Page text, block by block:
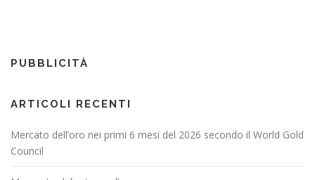
PUBBLICITÀ
ARTICOLI RECENTI
Mercato dell’oro nei primi 6 mesi del 2026 secondo il World Gold
Council